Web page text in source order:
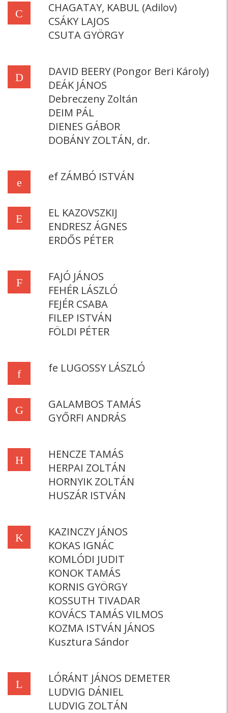
C
CHAGATAY, KABUL (Adilov)
CSÁKY LAJOS
CSUTA GYÖRGY
D
DAVID BEERY (Pongor Beri Károly)
DEÁK JÁNOS
Debreczeny Zoltán
DEIM PÁL
DIENES GÁBOR
DOBÁNY ZOLTÁN, dr.
e ef ZÁMBÓ ISTVÁN
E
EL KAZOVSZKIJ
ENDRESZ ÁGNES
ERDŐS PÉTER
F
FAJÓ JÁNOS
FEHÉR LÁSZLÓ
FEJÉR CSABA
FILEP ISTVÁN
FÖLDI PÉTER
f fe LUGOSSY LÁSZLÓ
G
GALAMBOS TAMÁS
GYŐRFI ANDRÁS
H
HENCZE TAMÁS
HERPAI ZOLTÁN
HORNYIK ZOLTÁN
HUSZÁR ISTVÁN
K
KAZINCZY JÁNOS
KOKAS IGNÁC
KOMLÓDI JUDIT
KONOK TAMÁS
KORNIS GYÖRGY
KOSSUTH TIVADAR
KOVÁCS TAMÁS VILMOS
KOZMA ISTVÁN JÁNOS
Kusztura Sándor
L
LÓRÁNT JÁNOS DEMETER
LUDVIG DÁNIEL
LUDVIG ZOLTÁN